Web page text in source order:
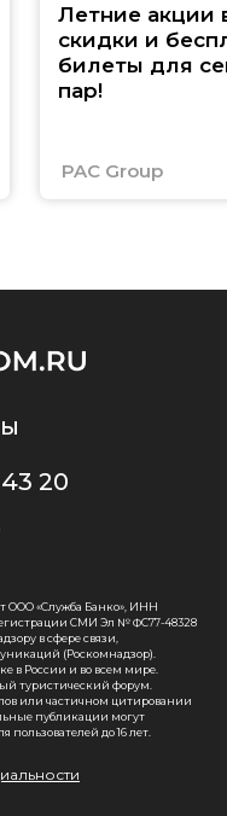
Летние акции
скидки и
билеты для
пар!
PAC Group
20
ООО «Служба Банко», ИНН
регистрации СМИ Эл № ФС77-48328
в сфере связи,
(Роскомнадзор).
в России и во всем мире.
туристический форум.
или частичном цитировании
публикации могут
до 16 лет.